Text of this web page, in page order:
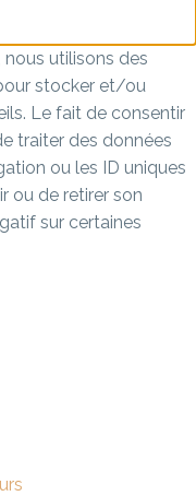
nous utilisons des
stocker et/ou
Le fait de consentir
traiter des données
ou les ID uniques
ou de retirer son
sur certaines